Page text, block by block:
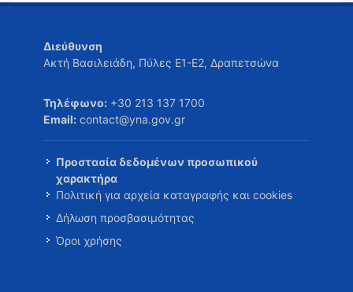
Διεύθυνση
Ακτή Βασιλειάδη, Πύλες Ε1-Ε2, Δραπετσώνα
Τηλέφωνο: +30 213 137 1700
Email: contact@yna.gov.gr
Προστασία δεδομένων προσωπικού
χαρακτήρα
Πολιτική για αρχεία καταγραφής και cookies
Δήλωση προσβασιμότητας
Όροι χρήσης